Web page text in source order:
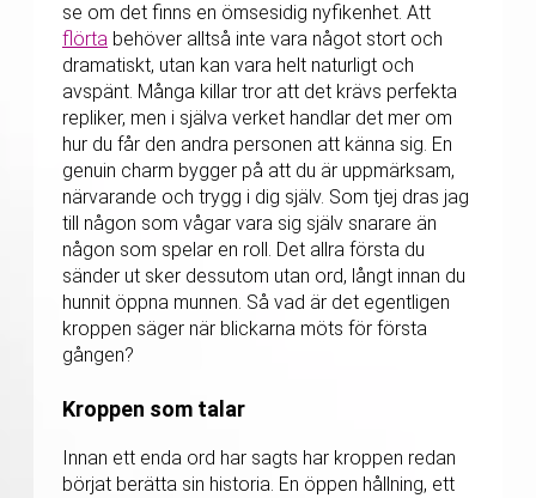
se om det finns en ömsesidig nyfikenhet. Att
flörta behöver alltså inte vara något stort och
dramatiskt, utan kan vara helt naturligt och
avspänt. Många killar tror att det krävs perfekta
repliker, men i själva verket handlar det mer om
hur du får den andra personen att känna sig. En
genuin charm bygger på att du är uppmärksam,
närvarande och trygg i dig själv. Som tjej dras jag
till någon som vågar vara sig själv snarare än
någon som spelar en roll. Det allra första du
sänder ut sker dessutom utan ord, långt innan du
hunnit öppna munnen. Så vad är det egentligen
kroppen säger när blickarna möts för första
gången?
Kroppen som talar
Innan ett enda ord har sagts har kroppen redan
börjat berätta sin historia. En öppen hållning, ett